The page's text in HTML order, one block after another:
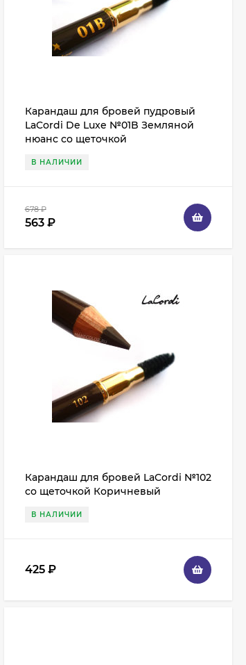
Карандаш для бровей пудровый
LaCordi De Luxe №01B Земляной
нюанс со щеточкой
В НАЛИЧИИ
678₽
563 ₽
Карандаш для бровей LaCordi №102
со щеточкой Коричневый
В НАЛИЧИИ
425 ₽